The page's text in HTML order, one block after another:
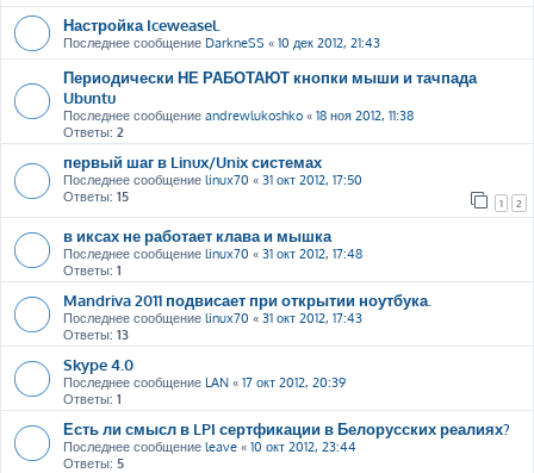
Настройка Iceweasel.
Последнее сообщение DarkneSS « 10 дек 2012, 21:43
Периодически НЕ РАБОТАЮТ кнопки мыши и тачпада
Ubuntu
Последнее сообщение andrewlukoshko « 18 ноя 2012, 11:38
Ответы: 2
первый шаг в Linux/Unix системах
Последнее сообщение linux70 « 31 окт 2012, 17:50
Ответы: 15 1 2
в иксах не работает клава и мышка
Последнее сообщение linux70 « 31 окт 2012, 17:48
Ответы: 1
Mandriva 2011 подвисает при открытии ноутбука.
Последнее сообщение linux70 « 31 окт 2012, 17:43
Ответы: 13
Skype 4.0
Последнее сообщение LAN « 17 окт 2012, 20:39
Ответы: 1
Есть ли смысл в LPI сертфикации в Белорусских реалиях?
Последнее сообщение leave « 10 окт 2012, 23:44
Ответы: 5